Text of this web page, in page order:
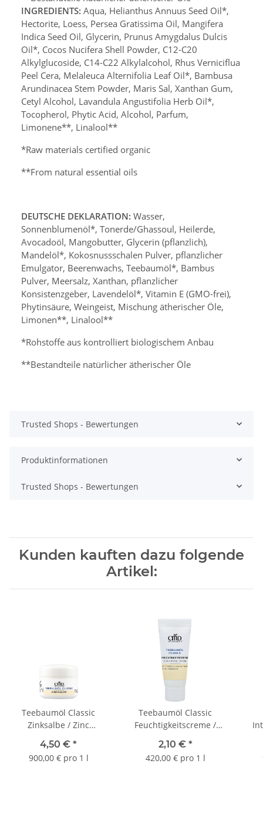
INGREDIENTS: Aqua, Helianthus Annuus Seed Oil*,
Hectorite, Loess, Persea Gratissima Oil, Mangifera
Indica Seed Oil, Glycerin, Prunus Amygdalus Dulcis
Oil*, Cocos Nucifera Shell Powder, C12-C20
Alkylglucoside, C14-C22 Alkylalcohol, Rhus Verniciflua
Peel Cera, Melaleuca Alternifolia Leaf Oil*, Bambusa
Arundinacea Stem Powder, Maris Sal, Xanthan Gum,
Cetyl Alcohol, Lavandula Angustifolia Herb Oil*,
Tocopherol, Phytic Acid, Alcohol, Parfum,
Limonene**, Linalool**
*Raw materials certified organic
**From natural essential oils
DEUTSCHE DEKLARATION: Wasser,
Sonnenblumenöl*, Tonerde/Ghassoul, Heilerde,
Avocadoöl, Mangobutter, Glycerin (pflanzlich),
Mandelöl*, Kokosnussschalen Pulver, pflanzlicher
Emulgator, Beerenwachs, Teebaumöl*, Bambus
Pulver, Meersalz, Xanthan, pflanzlicher
Konsistenzgeber, Lavendelöl*, Vitamin E (GMO-frei),
Phytinsäure, Weingeist, Mischung ätherischer Öle,
Limonen**, Linalool**
*Rohstoffe aus kontrolliert biologischem Anbau
**Bestandteile natürlicher ätherischer Öle
Trusted Shops - Bewertungen
Produktinformationen
Trusted Shops - Bewertungen
Kunden kauften dazu folgende
Artikel:
Teebaumöl Classic
Zinksalbe / Zinc
4,50 € *
900,00 € pro 1 l
Teebaumöl Classic
Feuchtigkeitscreme /
2,10 € *
420,00 € pro 1 l